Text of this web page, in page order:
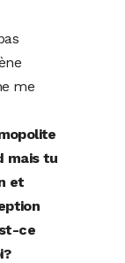
me
mais tu
et
ce